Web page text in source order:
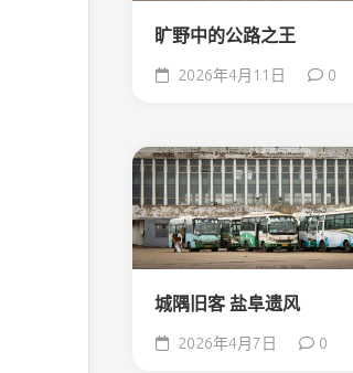
旷野中的公路之王
2026年4月11日 0
城隅旧客 盐阜遗风
2026年4月7日 0